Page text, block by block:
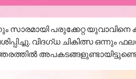
സാരമായി പരുക്കേറ്റ
വിദ​ഗ്ധ ചികിത്സ ഒന്നും